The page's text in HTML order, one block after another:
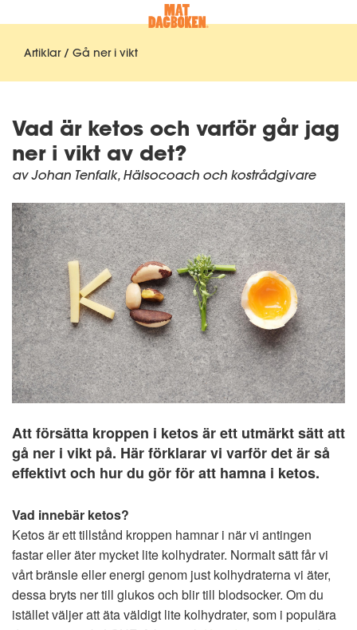
Artiklar / Gå ner i vikt
Vad är ketos och varför går jag
ner i vikt av det?
av Johan Tenfalk, Hälsocoach och kostrådgivare
Att försätta kroppen i ketos är ett utmärkt sätt att
gå ner i vikt på. Här förklarar vi varför det är så
effektivt och hur du gör för att hamna i ketos.
Vad innebär ketos?
Ketos är ett tillstånd kroppen hamnar i när vi antingen
fastar eller äter mycket lite kolhydrater. Normalt sätt får vi
vårt bränsle eller energi genom just kolhydraterna vi äter,
dessa bryts ner till glukos och blir till blodsocker. Om du
istället väljer att äta väldigt lite kolhydrater, som i populära